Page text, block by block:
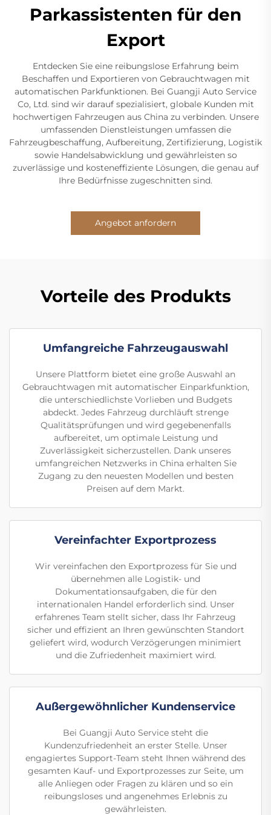
Parkassistenten für den
Export
Entdecken Sie eine reibungslose Erfahrung beim
Beschaffen und Exportieren von Gebrauchtwagen mit
automatischen Parkfunktionen. Bei Guangji Auto Service
Co, Ltd. sind wir darauf spezialisiert, globale Kunden mit
hochwertigen Fahrzeugen aus China zu verbinden. Unsere
umfassenden Dienstleistungen umfassen die
Fahrzeugbeschaffung, Aufbereitung, Zertifizierung, Logistik
sowie Handelsabwicklung und gewährleisten so
zuverlässige und kosteneffiziente Lösungen, die genau auf
Ihre Bedürfnisse zugeschnitten sind.
Angebot anfordern
Vorteile des Produkts
Umfangreiche Fahrzeugauswahl
Unsere Plattform bietet eine große Auswahl an
Gebrauchtwagen mit automatischer Einparkfunktion,
die unterschiedlichste Vorlieben und Budgets
abdeckt. Jedes Fahrzeug durchläuft strenge
Qualitätsprüfungen und wird gegebenenfalls
aufbereitet, um optimale Leistung und
Zuverlässigkeit sicherzustellen. Dank unseres
umfangreichen Netzwerks in China erhalten Sie
Zugang zu den neuesten Modellen und besten
Preisen auf dem Markt.
Vereinfachter Exportprozess
Wir vereinfachen den Exportprozess für Sie und
übernehmen alle Logistik- und
Dokumentationsaufgaben, die für den
internationalen Handel erforderlich sind. Unser
erfahrenes Team stellt sicher, dass Ihr Fahrzeug
sicher und effizient an Ihren gewünschten Standort
geliefert wird, wodurch Verzögerungen minimiert
und die Zufriedenheit maximiert wird.
Außergewöhnlicher Kundenservice
Bei Guangji Auto Service steht die
Kundenzufriedenheit an erster Stelle. Unser
engagiertes Support-Team steht Ihnen während des
gesamten Kauf- und Exportprozesses zur Seite, um
alle Anliegen oder Fragen zu klären und so ein
reibungsloses und angenehmes Erlebnis zu
gewährleisten.